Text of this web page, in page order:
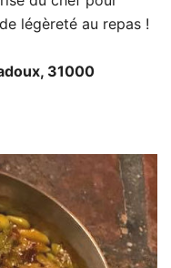
légèreté au repas !
31000